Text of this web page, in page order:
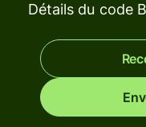
Détails du code